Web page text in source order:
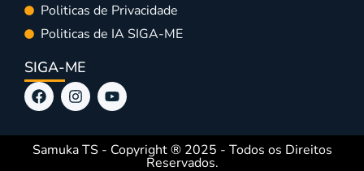
Politicas de Privacidade
Politicas de IA SIGA-ME
SIGA-ME
Samuka TS - Copyright ® 2025 - Todos os Direitos
Reservados.